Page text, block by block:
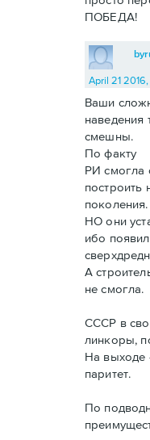
ПОБЕДА!
April 21
Ваши
наведения
смешны.
По факту
РИ смогла
построить
поколения.
НО они
ибо
А
не смогла.
СССР в
линкоры,
На выходе
паритет.
По